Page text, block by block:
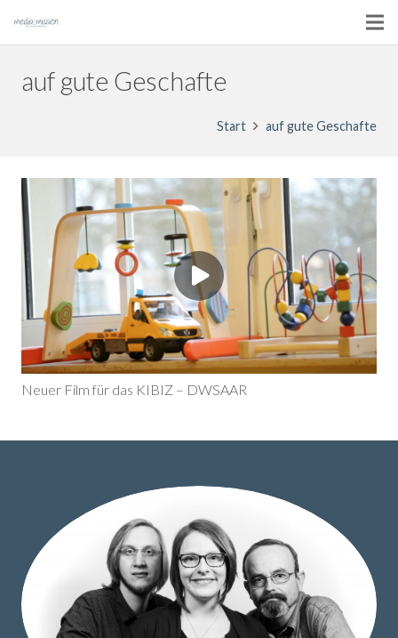
auf gute Geschafte
Start auf gute Geschafte
Neuer Film für das KIBIZ – DWSAAR